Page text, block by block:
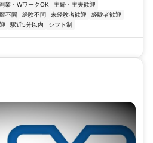
業・WワークOK
主婦・主夫歓迎
不問 経験不問 未経験者歓迎
経験者歓迎
駅近5分以内 シフト制